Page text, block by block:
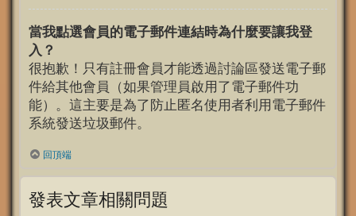
當我點選會員的電子郵件連結時為什麼要讓我登
入？
很抱歉！只有註冊會員才能透過討論區發送電子郵
件給其他會員（如果管理員啟用了電子郵件功
能）。這主要是為了防止匿名使用者利用電子郵件
系統發送垃圾郵件。
回頂端
發表文章相關問題